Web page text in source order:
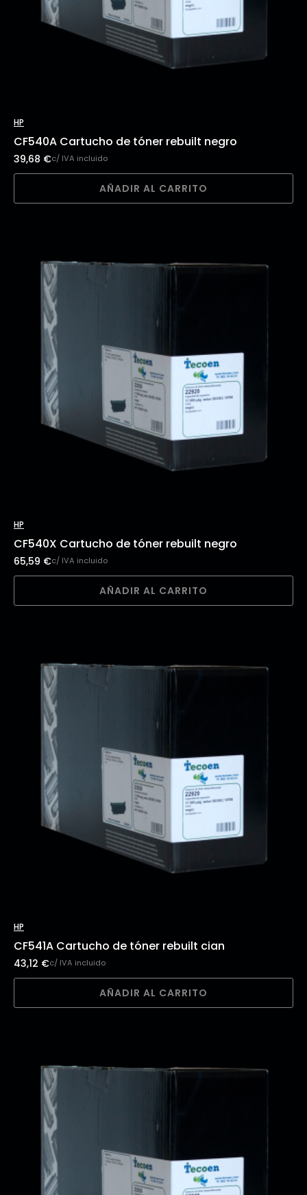
HP
CF540A Cartucho de tóner rebuilt negro
39,68 €c/ IVA incluido
AÑADIR AL CARRITO
HP
CF540X Cartucho de tóner rebuilt negro
65,59 €c/ IVA incluido
AÑADIR AL CARRITO
HP
CF541A Cartucho de tóner rebuilt cian
43,12 €c/ IVA incluido
AÑADIR AL CARRITO